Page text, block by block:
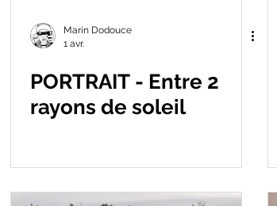
Marin Dodouce
1 avr.
PORTRAIT - Entre 2
rayons de soleil